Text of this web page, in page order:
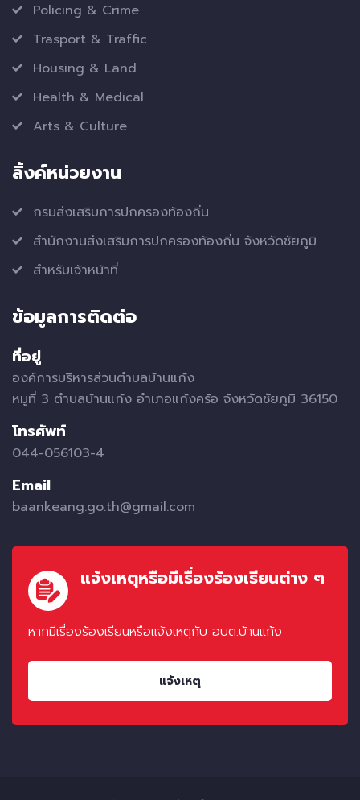
Policing & Crime
Trasport & Traffic
Housing & Land
Health & Medical
Arts & Culture
ลิ้งค์หน่วยงาน
กรมส่งเสริมการปกครองท้องถิ่น
สำนักงานส่งเสริมการปกครองท้องถิ่น จังหวัดชัยภูมิ
สำหรับเจ้าหน้าที่
ข้อมูลการติดต่อ
ที่อยู่
องค์การบริหารส่วนตำบลบ้านแก้ง
หมูที่ 3 ตำบลบ้านแก้ง อำเภอแก้งคร้อ จังหวัดชัยภูมิ 36150
โทรศัพท์
044-056103-4
Email
baankeang.go.th@gmail.com
แจ้งเหตุหรือมีเรื่องร้องเรียนต่าง ๆ
หากมีเรื่องร้องเรียนหรือแจ้งเหตุกับ อบต.บ้านแก้ง
แจ้งเหตุ